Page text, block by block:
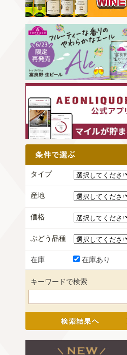
タイプ
産地
価格
ぶどう品種
在庫 在庫あり
キーワードで検索